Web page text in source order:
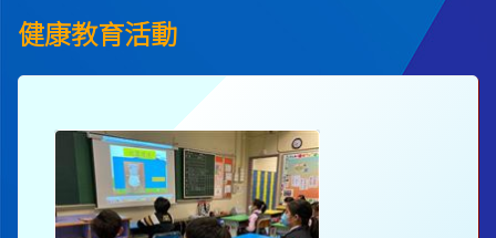
健康教育活動